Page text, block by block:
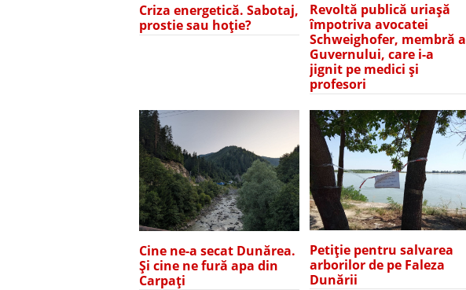
Criza energetică. Sabotaj,
prostie sau hoție?
Revoltă publică uriașă
împotriva avocatei
Schweighofer, membră a
Guvernului, care i-a
jignit pe medici și
profesori
Cine ne-a secat Dunărea.
Și cine ne fură apa din
Carpați
Petiție pentru salvarea
arborilor de pe Faleza
Dunării